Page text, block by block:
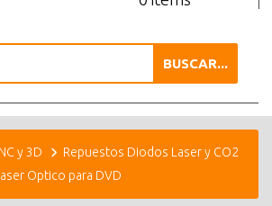
BUSCAR...
y 3D
Repuestos Diodos Laser y CO2
Optico para DVD